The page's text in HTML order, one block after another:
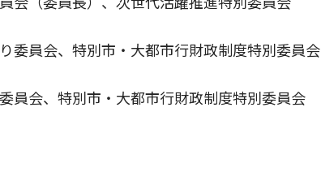
委員会、特別市・大都市行財政制度特別委員会
員会、特別市・大都市行財政制度特別委員会